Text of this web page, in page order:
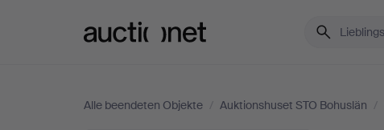
Alle beendeten Objekte / Auktionshuset STO Bohuslän /